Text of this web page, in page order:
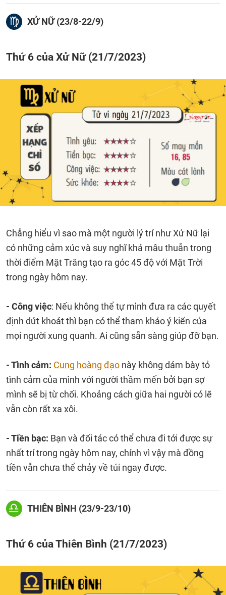
XỬ NỮ (23/8-22/9)
Thứ 6 của Xử Nữ (21/7/2023)
Chẳng hiểu vì sao mà một người lý trí như Xử Nữ lại
có những cảm xúc và suy nghĩ khá mâu thuẫn trong
thời điểm Mặt Trăng tạo ra góc 45 độ với Mặt Trời
trong ngày hôm nay.
- Công việc: Nếu không thể tự mình đưa ra các quyết
định dứt khoát thì bạn có thể tham khảo ý kiến của
mọi người xung quanh. Ai cũng sẵn sàng giúp đỡ bạn.
- Tình cảm: Cung hoàng đạo này không dám bày tỏ
tình cảm của mình với người thầm mến bởi bạn sợ
mình sẽ bị từ chối. Khoảng cách giữa hai người có lẽ
vẫn còn rất xa xôi.
- Tiền bạc: Bạn và đối tác có thể chưa đi tới được sự
nhất trí trong ngày hôm nay, chính vì vậy mà đồng
tiền vẫn chưa thể chảy về túi ngay được.
THIÊN BÌNH (23/9-23/10)
Thứ 6 của Thiên Bình (21/7/2023)